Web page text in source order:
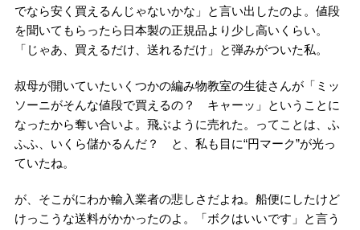
でなら安く買えるんじゃないかな」と言い出したのよ。値段
を聞いてもらったら日本製の正規品より少し高いくらい。
「じゃあ、買えるだけ、送れるだけ」と弾みがついた私。
叔母が開いていたいくつかの編み物教室の生徒さんが「ミッ
ソーニがそんな値段で買えるの？ キャーッ」ということに
なったから奪い合いよ。飛ぶように売れた。ってことは、ふ
ふふ、いくら儲かるんだ？ と、私も目に“円マーク”が光っ
ていたね。
が、そこがにわか輸入業者の悲しさだよね。船便にしたけど
けっこうな送料がかかったのよ。「ボクはいいです」と言う